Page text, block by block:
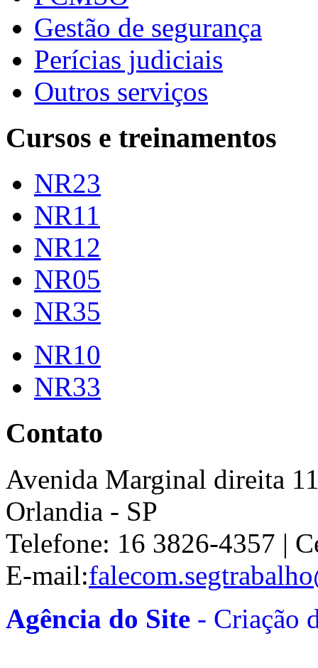
Gestão de segurança
Perícias judiciais
Outros serviços
Cursos e treinamentos
NR23
NR11
NR12
NR05
NR35
NR10
NR33
Contato
Avenida Marginal direita
Orlandia - SP
Telefone: 16 3826-4357 |
E-mail:
Agência do Site - Criação